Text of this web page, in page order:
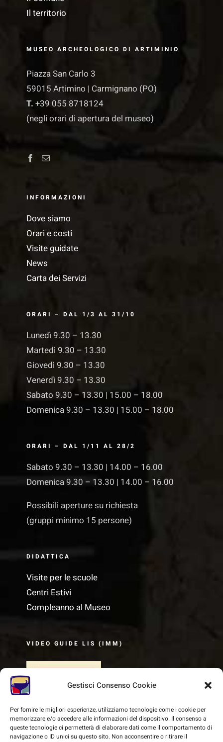
Gestisci Consenso Cookie
Per fornire le migliori esperienze, utilizziamo tecnologie come i cookie per
memorizzare e/o accedere alle informazioni del dispositivo. Il consenso a
queste tecnologie ci permetterà di elaborare dati come il comportamento di
navigazione o ID unici su questo sito. Non acconsentire o ritirare il
Il territorio
MUSEO ARCHEOLOGICO DI ARTIMINIO
Piazza San Carlo 3
59015 Artimino | Carmignano (PO)
T. +39 055 8718124
(negli orari di apertura del museo)
INFORMAZIONI
Dove siamo
Orari e costi
Visite guidate
News
Carta dei Servizi
ORARI – DAL 1/3 AL 31/10
Lunedì 9.30 – 13.30
Martedì 9.30 – 13.30
Giovedì 9.30 – 13.30
Venerdì 9.30 – 13.30
Sabato 9.30 – 13.30 | 15.00 – 18.00
Domenica 9.30 – 13.30 | 15.00 – 18.00
ORARI – DAL 1/11 AL 28/2
Sabato 9.30 – 13.30 | 14.00 – 16.00
Domenica 9.30 – 13.30 | 14.00 – 16.00
Possibili aperture su richiesta
(gruppi minimo 15 persone)
DIDATTICA
Visite per le scuole
Centri Estivi
Compleanno al Museo
VIDEO GUIDE LIS (IMM)